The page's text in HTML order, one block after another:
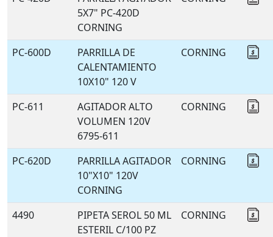
5X7" PC-420D
CORNING
PC-600D
PARRILLA DE
CALENTAMIENTO
10X10" 120 V
CORNING
PC-611
AGITADOR ALTO
VOLUMEN 120V
6795-611
CORNING
PC-620D
PARRILLA AGITADOR
10"X10" 120V
CORNING
CORNING
4490
PIPETA SEROL 50 ML
ESTERIL C/100 PZ
CORNING